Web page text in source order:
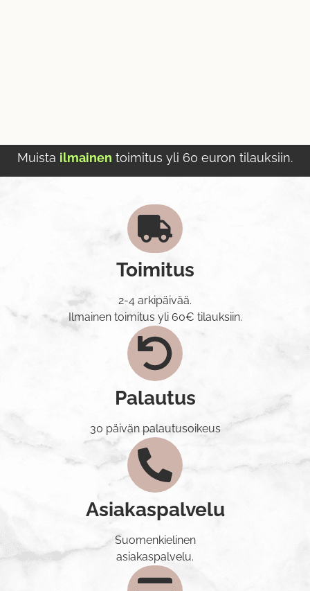
Muista ilmainen toimitus yli 60 euron tilauksiin.
Toimitus
2-4 arkipäivää.
Ilmainen toimitus yli 60€ tilauksiin.
Palautus
30 päivän palautusoikeus
Asiakaspalvelu
Suomenkielinen
asiakaspalvelu.